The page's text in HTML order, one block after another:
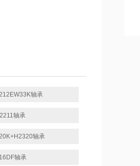
轴承
轴承
轴承
轴承